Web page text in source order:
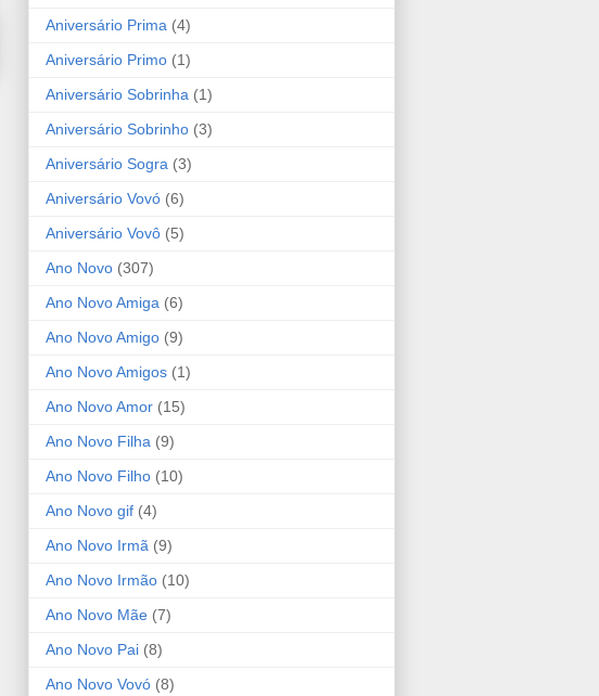
Aniversário Prima (4)
Aniversário Primo (1)
Aniversário Sobrinha (1)
Aniversário Sobrinho (3)
Aniversário Sogra (3)
Aniversário Vovó (6)
Aniversário Vovô (5)
Ano Novo (307)
Ano Novo Amiga (6)
Ano Novo Amigo (9)
Ano Novo Amigos (1)
Ano Novo Amor (15)
Ano Novo Filha (9)
Ano Novo Filho (10)
Ano Novo gif (4)
Ano Novo Irmã (9)
Ano Novo Irmão (10)
Ano Novo Mãe (7)
Ano Novo Pai (8)
Ano Novo Vovó (8)